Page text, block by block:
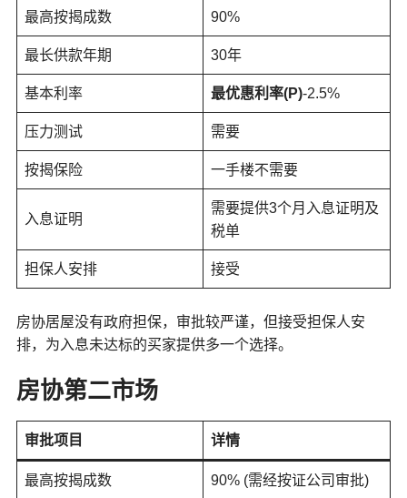
最高按揭成数 90%
最长供款年期 30年
基本利率 最优惠利率(P)-2.5%
压力测试 需要
按揭保险 一手楼不需要
入息证明
需要提供3个月入息证明及
税单
担保人安排 接受
房协居屋没有政府担保，审批较严谨，但接受担保人安
排，为入息未达标的买家提供多一个选择。
房协第二市场
审批项目 详情
最高按揭成数 90% (需经按证公司审批)